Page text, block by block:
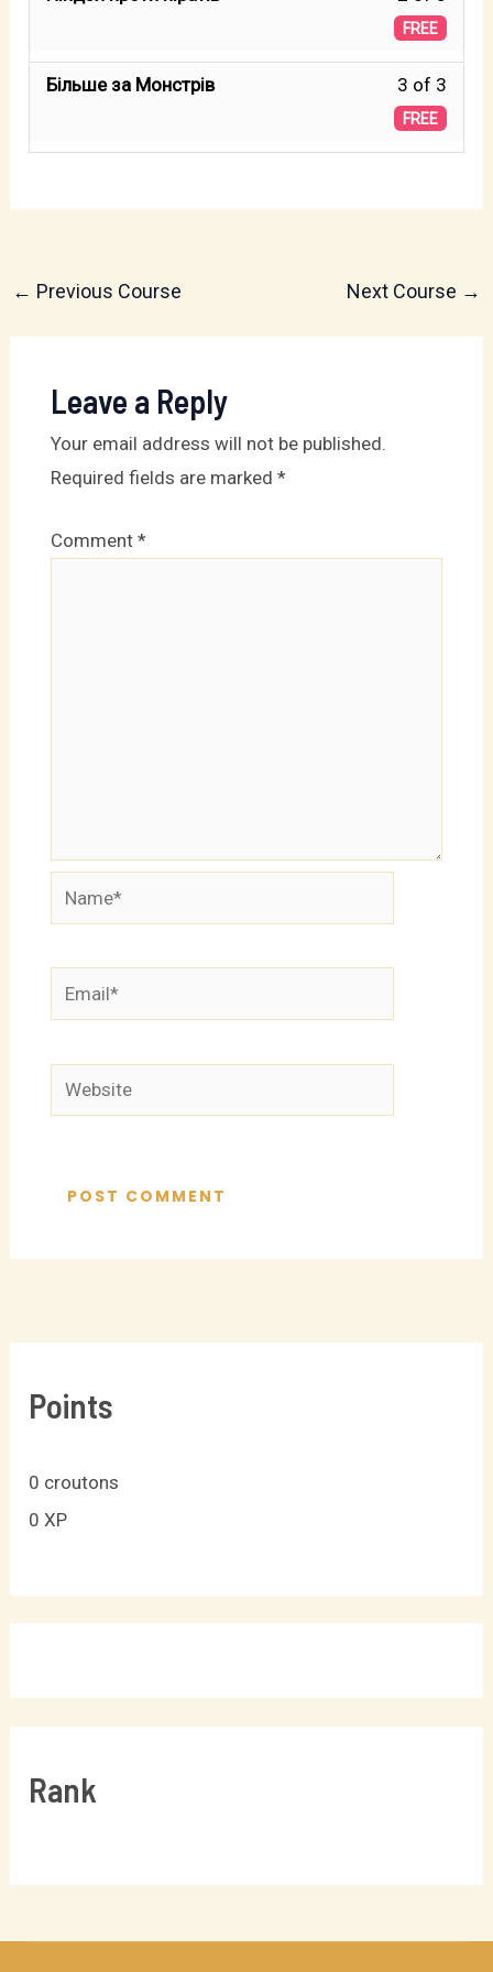
within
FREE 2
of
3
within
3 of 3
FREE
Більше за Mонстрів
3
of
within
← Previous Course Next Course →
Leave a Reply
Your email address will not be published.
Required fields are marked *
Comment *
Name*
Email*
Website
Points
0 croutons
0 XP
Rank